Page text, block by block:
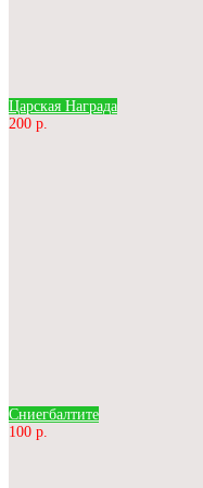
Царская Награда
200 р.
Сниегбалтите
100 р.